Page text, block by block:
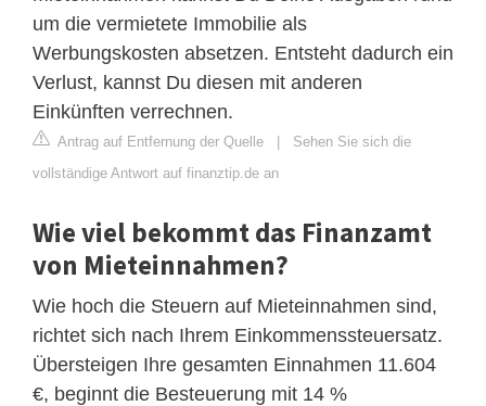
um die vermietete Immobilie als
Werbungskosten absetzen. Entsteht dadurch ein
Verlust, kannst Du diesen mit anderen
Einkünften verrechnen.
Antrag auf Entfernung der Quelle | Sehen Sie sich die
vollständige Antwort auf finanztip.de an
Wie viel bekommt das Finanzamt
von Mieteinnahmen?
Wie hoch die Steuern auf Mieteinnahmen sind,
richtet sich nach Ihrem Einkommenssteuersatz.
Übersteigen Ihre gesamten Einnahmen 11.604
€, beginnt die Besteuerung mit 14 %